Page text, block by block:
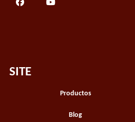
SITE
Productos
Blog